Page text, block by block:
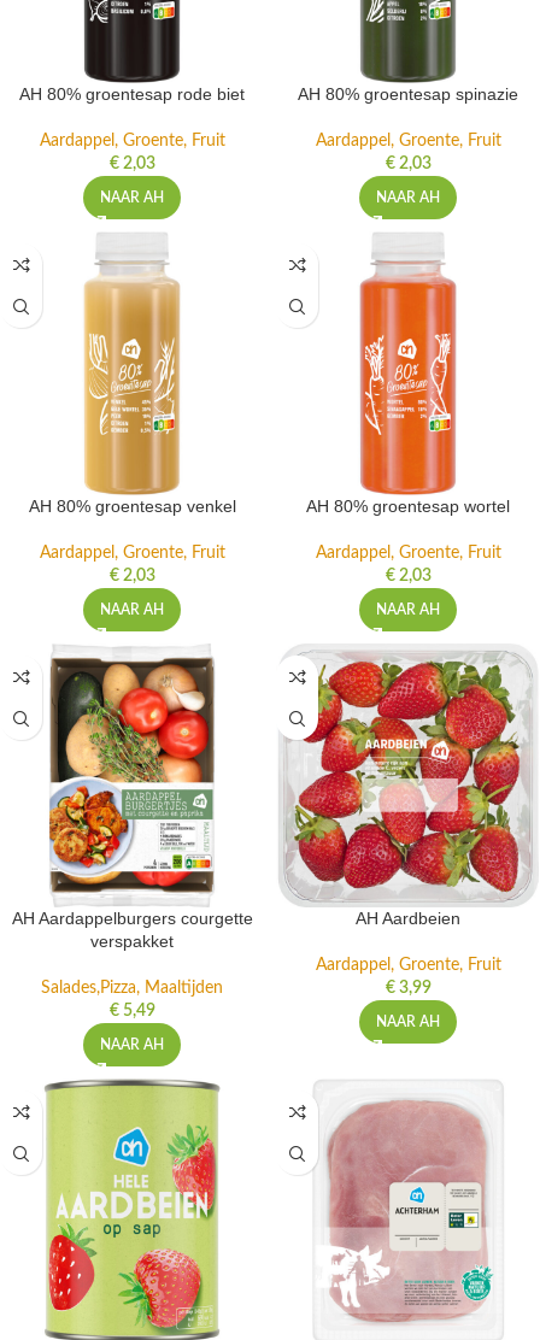
AH 80% groentesap rode biet
Aardappel, Groente, Fruit
€2,03
NAAR AH
AH 80% groentesap spinazie
Aardappel, Groente, Fruit
€2,03
NAAR AH
AH 80% groentesap venkel
Aardappel, Groente, Fruit
€2,03
NAAR AH
AH 80% groentesap wortel
Aardappel, Groente, Fruit
€2,03
NAAR AH
AH Aardappelburgers courgette
verspakket
Salades,Pizza, Maaltijden
€5,49
NAAR AH
AH Aardbeien
Aardappel, Groente, Fruit
€3,99
NAAR AH